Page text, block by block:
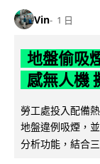
Vin 1 日
地盤偷吸
感無人機
勞工處投入配備
地盤違例吸煙，
分析功能，結合